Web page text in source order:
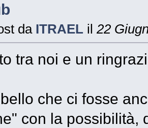
da ITRAEL il 22
tra noi e un
che ci fosse
con la possibilità,